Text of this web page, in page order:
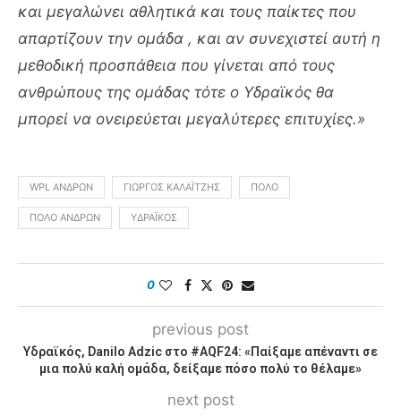
και μεγαλώνει αθλητικά και τους παίκτες που
απαρτίζουν την ομάδα , και αν συνεχιστεί αυτή η
μεθοδική προσπάθεια που γίνεται από τους
ανθρώπους της ομάδας τότε ο Υδραϊκός θα
μπορεί να ονειρεύεται μεγαλύτερες επιτυχίες.»
WPL ΑΝΔΡΏΝ ΓΙΏΡΓΟΣ ΚΑΛΑΪΤΖΉΣ ΠΌΛΟ
ΠΌΛΟ ΑΝΔΡΏΝ ΥΔΡΑΪΚΌΣ
0
previous post
Υδραϊκός, Danilo Adzic στο #AQF24: «Παίξαμε απέναντι σε
μια πολύ καλή ομάδα, δείξαμε πόσο πολύ το θέλαμε»
next post